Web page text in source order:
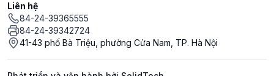
Liên hệ
84-24-39365555
84-24-39342724
41-43 phố Bà Triệu, phường Cửa Nam, TP. Hà Nội